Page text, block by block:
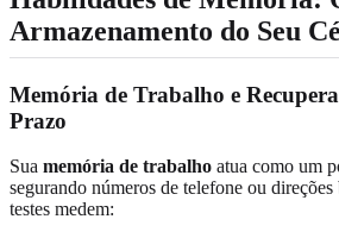
Armazenamento do Seu
Memória de Trabalho e
Prazo
Sua memória de trabalho atua como um
segurando números de telefone ou
testes medem: